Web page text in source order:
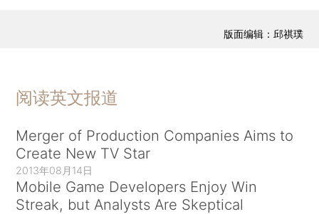
版面编辑：邱祺璞
阅读英文报道
Merger of Production Companies Aims to
Create New TV Star
2013年08月14日
Mobile Game Developers Enjoy Win
Streak, but Analysts Are Skeptical